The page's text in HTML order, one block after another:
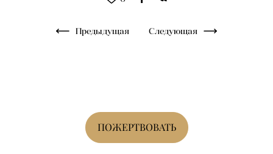
Предыдущая Следующая
ПОЖЕРТВОВАТЬ